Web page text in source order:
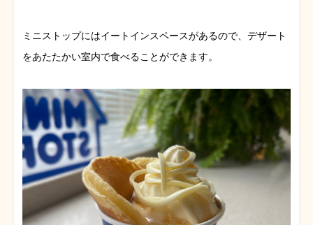
ミニストップにはイートインスペースがあるので、デザート
をあたたかい室内で食べることができます。